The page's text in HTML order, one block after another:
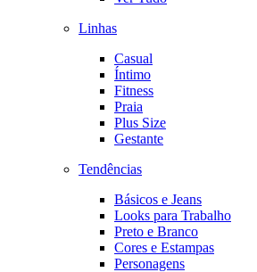
Linhas
Casual
Íntimo
Fitness
Praia
Plus Size
Gestante
Tendências
Básicos e Jeans
Looks para Trabalho
Preto e Branco
Cores e Estampas
Personagens